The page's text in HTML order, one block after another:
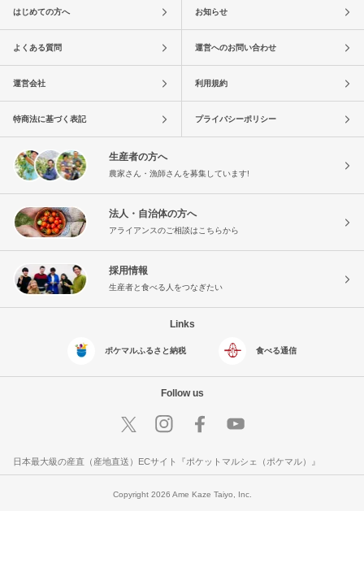
はじめての方へ お知らせ
よくある質問 運営へのお問い合わせ
運営会社 利用規約
特商法に基づく表記 プライバシーポリシー
生産者の方へ
農家さん・漁師さんを募集しています!
法人・自治体の方へ
アライアンスのご相談はこちらから
採用情報
生産者と食べる人をつなぎたい
Links
ポケマルふるさと納税 食べる通信
Follow us
日本最大級の産直（産地直送）ECサイト『ポケットマルシェ（ポケマル）』
Copyright 2026 Ame Kaze Taiyo, Inc.